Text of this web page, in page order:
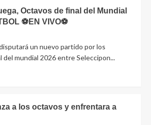
Octavos de final del Mundial
⚽EN VIVO⚽
un nuevo partido por los
del mundial 2026 entre Seleccipon...
a los octavos y enfrentara a